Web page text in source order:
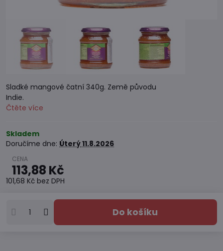
Sladké mangové čatní 340g. Země původu
Indie.
Čtěte více
Skladem
Doručíme dne: Úterý11.8.2026
113,88 Kč
101,68 Kč bez DPH
Do košíku